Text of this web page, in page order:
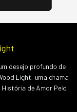
desejo profundo de
Light, uma chama
de Amor Pelo